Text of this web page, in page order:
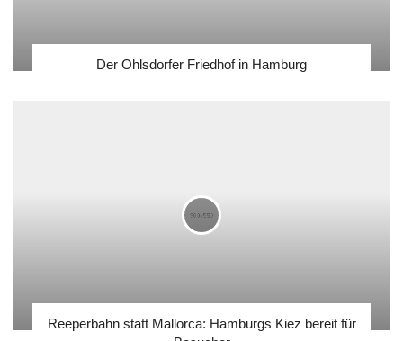
Der Ohlsdorfer Friedhof in Hamburg
Reeperbahn statt Mallorca: Hamburgs Kiez bereit für